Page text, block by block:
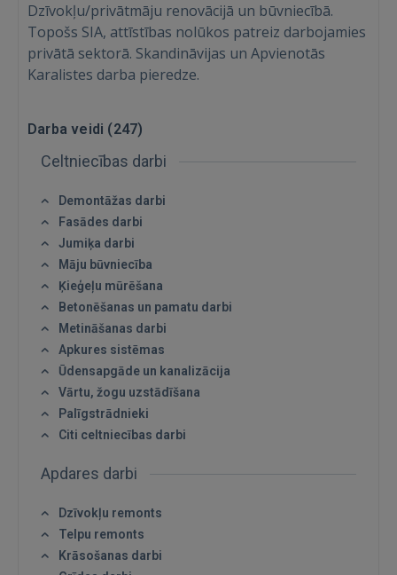
Dzīvokļu/privātmāju renovācijā un būvniecībā.
Topošs SIA, attīstības nolūkos patreiz darbojamies
privātā sektorā. Skandināvijas un Apvienotās
Karalistes darba pieredze.
Darba veidi (247)
Celtniecības darbi
Demontāžas darbi
Fasādes darbi
Jumiķa darbi
Māju būvniecība
Ķieģeļu mūrēšana
Betonēšanas un pamatu darbi
Metināšanas darbi
Apkures sistēmas
Ūdensapgāde un kanalizācija
Vārtu, žogu uzstādīšana
Palīgstrādnieki
Citi celtniecības darbi
Apdares darbi
Dzīvokļu remonts
Telpu remonts
Krāsošanas darbi